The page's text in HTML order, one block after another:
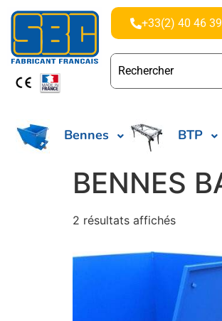
+33(2) 40 46
Bennes BTP
BENNES
2 résultats affichés